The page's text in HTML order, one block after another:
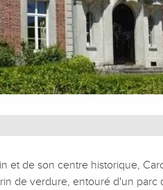
et de son centre historique,
de verdure, entouré d'un